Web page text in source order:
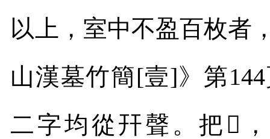
以上，室中不盈百枚者
山漢墓竹簡[壹]》第144
二字均從幵聲。把 𢆞